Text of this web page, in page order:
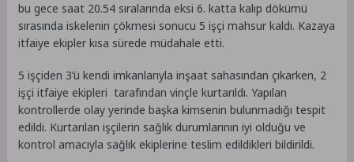
bu gece saat 20.54 sıralarında eksi 6. katta kalıp dökümü
sırasında iskelenin çökmesi sonucu 5 işçi mahsur kaldı. Kazaya
itfaiye ekipler kısa sürede müdahale etti.
5 işçiden 3’ü kendi imkanlarıyla inşaat sahasından çıkarken, 2
işçi itfaiye ekipleri tarafından vinçle kurtarıldı. Yapılan
kontrollerde olay yerinde başka kimsenin bulunmadığı tespit
edildi. Kurtarılan işçilerin sağlık durumlarının iyi olduğu ve
kontrol amacıyla sağlık ekiplerine teslim edildikleri bildirildi.